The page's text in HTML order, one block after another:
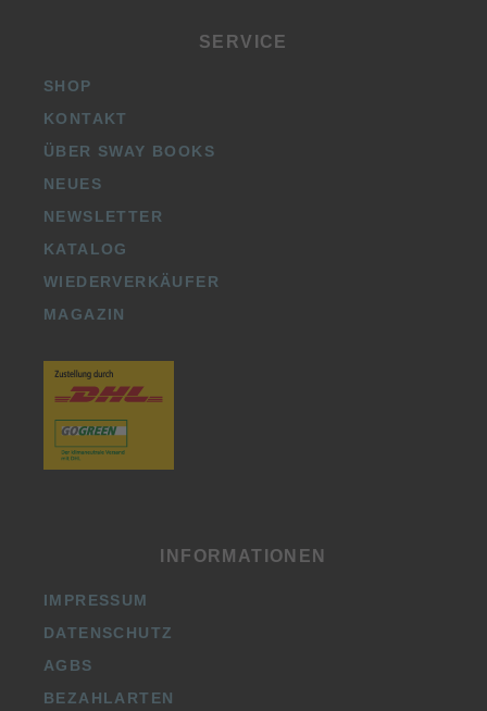
SERVICE
SHOP
KONTAKT
ÜBER SWAY BOOKS
NEUES
NEWSLETTER
KATALOG
WIEDERVERKÄUFER
MAGAZIN
INFORMATIONEN
IMPRESSUM
DATENSCHUTZ
AGBS
BEZAHLARTEN